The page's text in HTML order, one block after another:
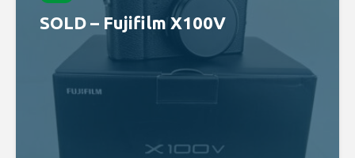
SOLD – Fujifilm X100V